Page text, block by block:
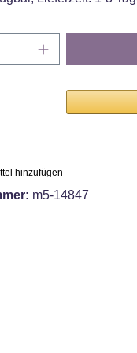
Anzahl: Gib
hinzufügen
m5-14847